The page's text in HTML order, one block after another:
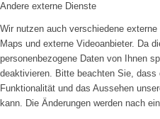
Andere externe Dienste
Wir nutzen auch verschiedene
Maps und externe Videoanbieter. Da
personenbezogene Daten von Ihnen
deaktivieren. Bitte beachten Sie,
Funktionalität und das Aussehen
kann. Die Änderungen werden nach